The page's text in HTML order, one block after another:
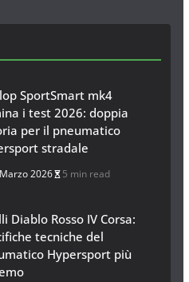
2017
SportSmart mk4
i test 2026: doppia
per il pneumatico
stradale
2026 5 min read
Diablo Rosso IV Corsa:
tecniche del
Hypersport più